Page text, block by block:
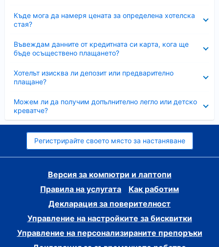
Къде мога да намеря цената за определена хотелска
стая?
Въвеждам данните от кредитната си карта, кога ще
бъде осъществено плащането?
Хотелът изисква ли депозит или предварително
плащане?
Можем ли да получим допълнително легло или детско
креватче?
Регистрирайте своето място за настаняване
Версия за компютри и лаптопи
Правила на услугата
Как работим
Декларация за поверителност
Управление на настройките за бисквитки
Управление на персонализираните препоръки